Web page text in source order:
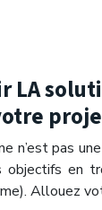
LA
n’est pas
objectifs en
Allouez